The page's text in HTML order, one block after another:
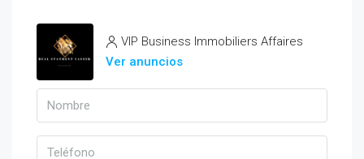
VIP Business Immobiliers Affaires
Ver anuncios